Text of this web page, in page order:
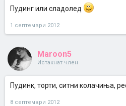
Пудинг или сладолед
1 септември 2012
Maroon5
Истакнат член
Пудинк, торти, ситни колачиња,
8 септември 2012